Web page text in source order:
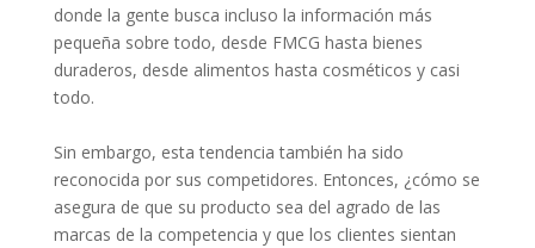
donde la gente busca incluso la información más
pequeña sobre todo, desde FMCG hasta bienes
duraderos, desde alimentos hasta cosméticos y casi
todo.
Sin embargo, esta tendencia también ha sido
reconocida por sus competidores. Entonces, ¿cómo se
asegura de que su producto sea del agrado de las
marcas de la competencia y que los clientes sientan